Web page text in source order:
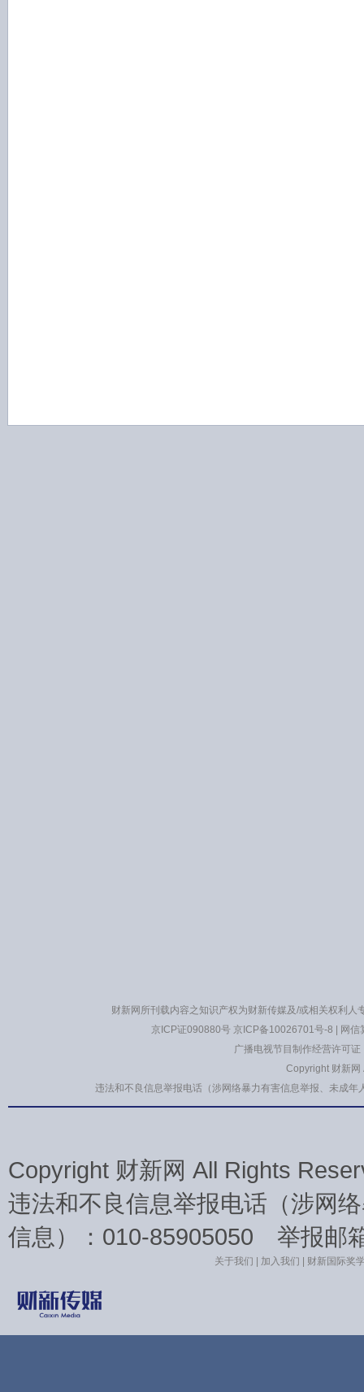
财新网所刊载内容之知识产权为财新传媒及/或相关权利
京ICP证090880号 京ICP备10026701号-8
网
广播电视节目制作经营许可
Copyright 财新
违法和不良信息举报电话（涉网络暴力有害信息举报、未成
Copyright 财新网 All Rights
违法和不良信息举报电话（涉网
信息）：010-85905050 举报邮
关于我们 加入我们 财新国际奖